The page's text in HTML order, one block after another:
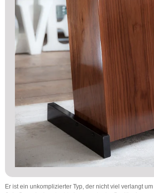
Er ist ein unkomplizierter Typ, der nicht viel verlangt